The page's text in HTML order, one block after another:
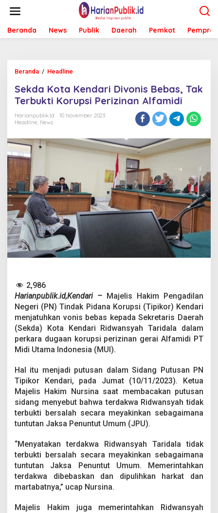
t
Beranda News Publik Daerah Pemkot Pemprov
Beranda / Headline
k
d
a
K
a
K
a
r
i
D
v
o
n
i
a
s
,
T
a
k
T
r
u
k
t
i
K
u
p
i
P
Sekda Kota Kendari Divonis Bebas, Tak
Terbukti Korupsi Perizinan Alfamidi
Harianpublik.id
10 November 2023
Headline, News
2,986
Harianpublik.id,Kendari –
Majelis Hakim Pengadilan
Negeri (PN) Tindak Pidana Korupsi (Tipikor) Kendari
menjatuhkan vonis bebas kepada Sekretaris Daerah
(Sekda) Kota Kendari Ridwansyah Taridala dalam
perkara dugaan korupsi perizinan gerai Alfamidi PT
Midi Utama Indonesia (MUI).
Hal itu menjadi putusan dalam Sidang Putusan PN
Tipikor Kendari, pada Jumat (10/11/2023). Ketua
Majelis Hakim Nursina saat membacakan putusan
sidang menyebut bahwa terdakwa Ridwansyah tidak
terbukti bersalah secara meyakinkan sebagaimana
tuntutan Jaksa Penuntut Umum (JPU).
“Menyatakan terdakwa Ridwansyah Taridala tidak
terbukti bersalah secara meyakinkan sebagaimana
tuntutan Jaksa Penuntut Umum. Memerintahkan
terdakwa dibebaskan dan dipulihkan harkat dan
martabatnya,” ucap Nursina.
Majelis Hakim juga memerintahkan Ridwansyah